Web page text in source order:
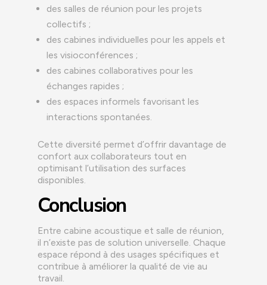
des salles de réunion pour les projets
collectifs ;
des cabines individuelles pour les appels et
les visioconférences ;
des cabines collaboratives pour les
échanges rapides ;
des espaces informels favorisant les
interactions spontanées.
Cette diversité permet d’offrir davantage de
confort aux collaborateurs tout en
optimisant l’utilisation des surfaces
disponibles.
Conclusion
Entre cabine acoustique et salle de réunion,
il n’existe pas de solution universelle. Chaque
espace répond à des usages spécifiques et
contribue à améliorer la qualité de vie au
travail.